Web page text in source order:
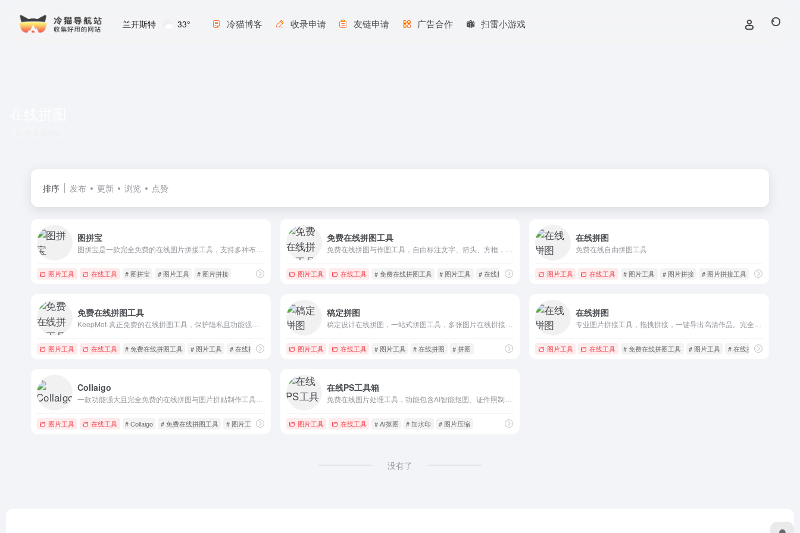
兰开斯特 33° 冷猫博客 收录申请 友链申请 广告合作 扫雷小游戏
排序 发布 更新 浏览 点赞
图拼宝
图片工具 在线工具 # 图拼宝 # 图片工具 # 图片拼接
免费在线拼图工具
图片工具 在线工具 # 免费在线拼图工具 # 图片工具 # 在线拼图
在线拼图
免费在线自由拼图工具
图片工具 在线工具 # 图片工具 # 图片拼接 # 图片拼接工具
免费在线拼图工具
图片工具 在线工具 # 免费在线拼图工具 # 图片工具 # 在线拼图
稿定拼图
稿定设计在线拼图，一站式拼图工具，多张图片在线拼接，无需复杂操作，轻松拼图！
图片工具 在线工具 # 图片工具 # 在线拼图 # 拼图
在线拼图
图片工具 在线工具 # 免费在线拼图工具 # 图片工具 # 在线拼图
Collaigo
图片工具 在线工具 # Collaigo # 免费在线拼图工具 # 图片工具
在线PS工具箱
图片工具 在线工具 # AI抠图 # 加水印 # 图片压缩
没有了